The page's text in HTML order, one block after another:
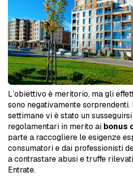
L’obiettivo è meritorio, ma gli
sono negativamente
settimane vi è stato un
regolamentari in merito ai bonus
parte a raccogliere le esigenze
consumatori e dai professionisti
a contrastare abusi e truffe
Entrate.